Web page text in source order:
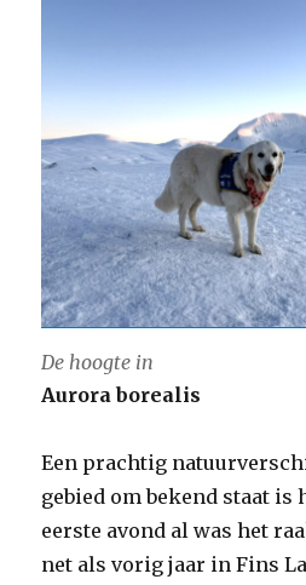
De hoogte in
Aurora borealis
Een prachtig
gebied om bekend staat is
eerste avond al was het
net als vorig jaar in Fins